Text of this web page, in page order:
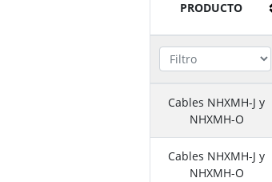
PRODUCTO
Cables NHXMH-J y
NHXMH-O
Cables NHXMH-J y
NHXMH-O